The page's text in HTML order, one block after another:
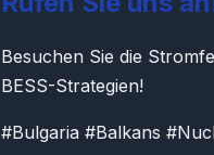
Besuchen Sie die
BESS-Strategien!
#Bulgaria #Balkans